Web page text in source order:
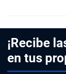
¡Recibe
en tus